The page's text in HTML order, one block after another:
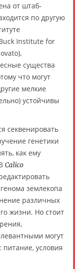
от штаб-
по другую
Institute for
существа
что могут
мелкие
устойчивы
секвенировать
генетики
как ему
Calico
землекопа
различных
жизни. Но стоит
могут
условия